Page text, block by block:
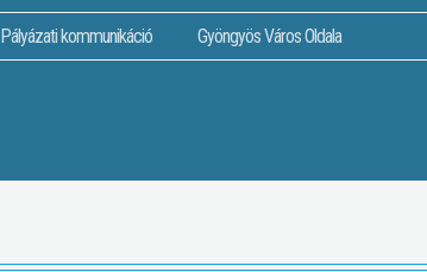
Pályázati kommunikáció Gyöngyös Város Oldala